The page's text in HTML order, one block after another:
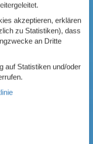
akzeptieren, erklären
zu Statistiken), dass
an Dritte
auf Statistiken und/oder